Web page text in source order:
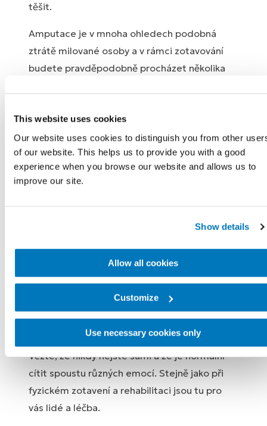
This website uses cookies
Our website uses cookies to distinguish you from other
of our website. This helps us to provide you with a good
experience when you browse our website and allows us to
improve our site.
Show details
Allow all cookies
Customize
Use necessary cookies only
těšit.
Amputace je v mnoha ohledech podobná
ztrátě milované osoby a v rámci zotavování
budete pravděpodobně procházet několika
Truchlení nám otevírá cestu k uzdravení a
jindy se to může zdát velmi těžké a složité.
V těžkých chvílích se můžete obrátit na rodinu
mluvit s ostatními, kteří prošli podobnou
zkušeností . Pokud vám cokoli z toho, co
doporučujeme vyhledat psychologickou
podporu. Většina lidí potřebuje na své cestě
nějakou podporu a uvádí, že tato podpora
pomohla překonat těžké chvíle a vrátit se do
dobrých časů.
Vězte, že nikdy nejste sami a že je normální
cítit spoustu různých emocí. Stejně jako při
fyzickém zotavení a rehabilitaci jsou tu pro
vás lidé a léčba.